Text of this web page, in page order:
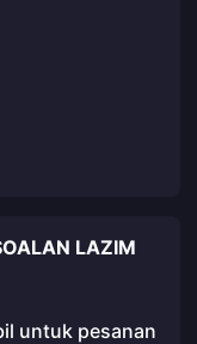
LAZIM
untuk pesanan